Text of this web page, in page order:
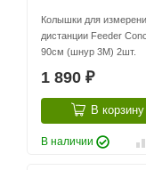
Колышки для
дистанции Feeder
90см (шнур 3М) 2шт.
1 890 ₽
В корзину
В наличии